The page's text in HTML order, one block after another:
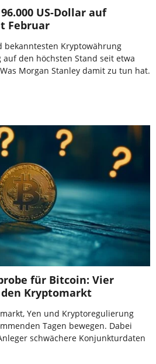
US-Dollar auf
Februar
bekanntesten Kryptowährung
den höchsten Stand seit etwa
Morgan Stanley damit zu tun hat.
für Bitcoin: Vier
Kryptomarkt
Yen und Kryptoregulierung
Tagen bewegen. Dabei
schwächere Konjunkturdaten